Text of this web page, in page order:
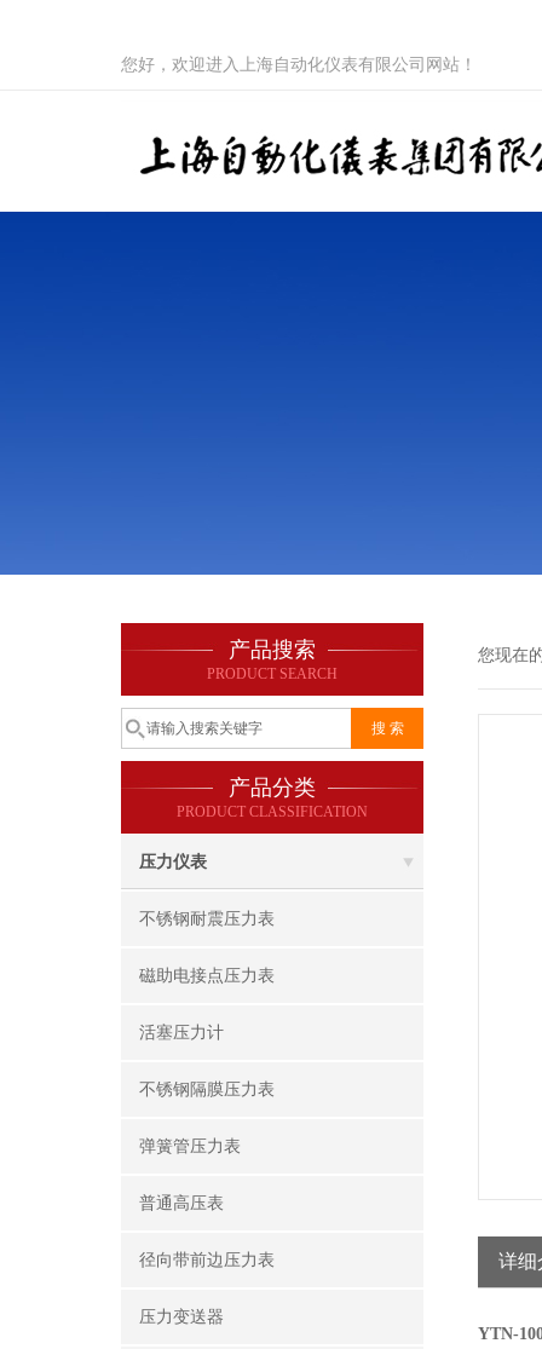
您好，欢迎进入上海自动化仪表有限公司网站！
产品搜索
PRODUCT SEARCH
产品分类
PRODUCT CLASSIFICATION
压力仪表
不锈钢耐震压力表
磁助电接点压力表
活塞压力计
不锈钢隔膜压力表
弹簧管压力表
普通高压表
径向带前边压力表
压力变送器
您现在
详细
YTN-